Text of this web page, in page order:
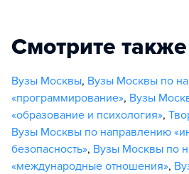
Смотрите также
Вузы Москвы, Вузы Москвы по
«программирование», Вузы
«образование и психология»,
Вузы Москвы по направлению
безопасность», Вузы Москвы по
«международные отношения»,